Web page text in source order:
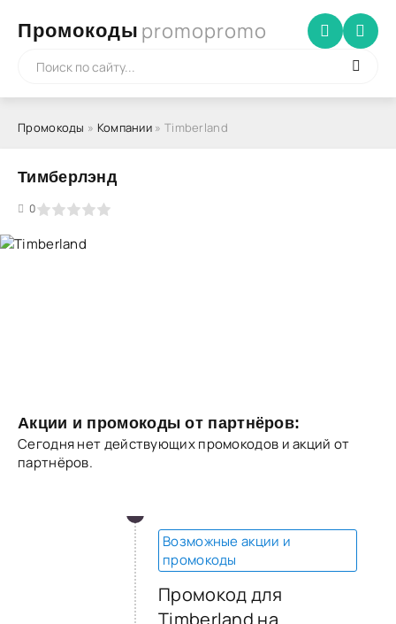
Промокоды promopromo
Промокоды » Компании » Timberland
Тимберлэнд
0
Акции и промокоды от партнёров:
Сегодня нет действующих промокодов и акций от
партнёров.
Возможные акции и
промокоды
Промокод для
Timberland на